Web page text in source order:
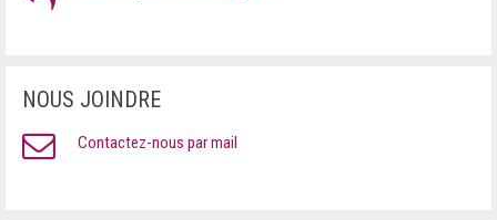
NOUS JOINDRE
Contactez-nous par mail